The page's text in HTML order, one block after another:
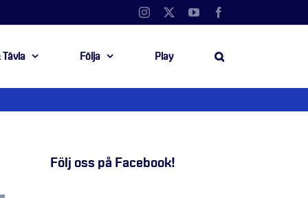
Instagram YouTube
Tävla Följa Play
Följ oss på Facebook!